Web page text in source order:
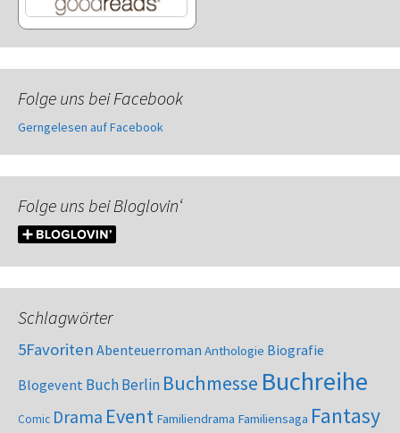
Folge uns bei Facebook
Gerngelesen auf Facebook
Folge uns bei Bloglovin‘
Schlagwörter
5Favoriten Abenteuerroman Anthologie Biografie
Blogevent Buch Berlin Buchmesse Buchreihe
Comic Drama Event Familiendrama Familiensaga Fantasy